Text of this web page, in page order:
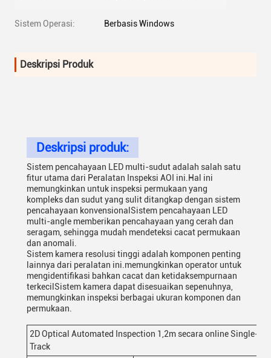
Sistem Operasi: Berbasis Windows
Deskripsi Produk
Deskripsi produk:
Sistem pencahayaan LED multi-sudut adalah salah satu
fitur utama dari Peralatan Inspeksi AOI ini.Hal ini
memungkinkan untuk inspeksi permukaan yang
kompleks dan sudut yang sulit ditangkap dengan sistem
pencahayaan konvensionalSistem pencahayaan LED
multi-angle memberikan pencahayaan yang cerah dan
seragam, sehingga mudah mendeteksi cacat permukaan
dan anomali.
Sistem kamera resolusi tinggi adalah komponen penting
lainnya dari peralatan ini.memungkinkan operator untuk
mengidentifikasi bahkan cacat dan ketidaksempurnaan
terkecilSistem kamera dapat disesuaikan sepenuhnya,
memungkinkan inspeksi berbagai ukuran komponen dan
permukaan.
2D Optical Automated Inspection 1,2m secara online Single-
Track